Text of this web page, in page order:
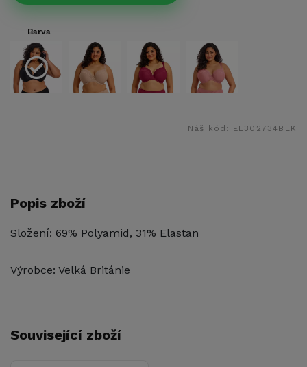
Barva
Náš kód: EL302734BLK
Popis zboží
Složení: 69% Polyamid, 31% Elastan
Výrobce: Velká Británie
Související zboží